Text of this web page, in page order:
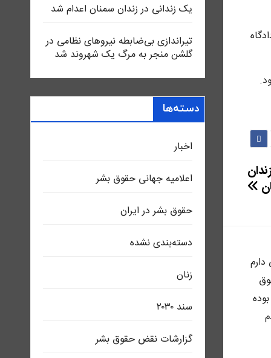
دارم
یک زندانی در زندان سمنان اعدام شد
تیراندازی بی‌ضابطه نیروهای نظامی در
گلشن منجر به مرگ یک شهروند شد
دسته‌ها
اخبار
اعلاميه جهانی حقوق بشر
حقوق بشر در ایران
دسته‌بندی نشده
زنان
سند ٢٠٣٠
گزارشات نقض حقوق بشر